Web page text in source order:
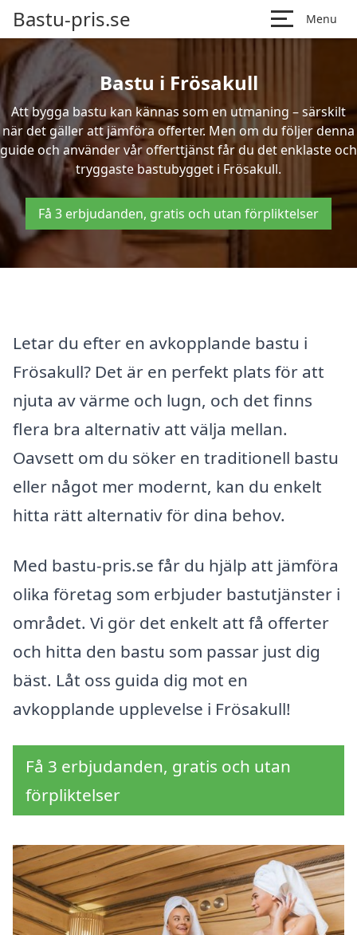
Bastu-pris.se Menu
Bastu i Frösakull
Att bygga bastu kan kännas som en utmaning – särskilt
när det gäller att jämföra offerter. Men om du följer denna
guide och använder vår offerttjänst får du det enklaste och
tryggaste bastubygget i Frösakull.
Få 3 erbjudanden, gratis och utan förpliktelser
Letar du efter en avkopplande bastu i
Frösakull? Det är en perfekt plats för att
njuta av värme och lugn, och det finns
flera bra alternativ att välja mellan.
Oavsett om du söker en traditionell bastu
eller något mer modernt, kan du enkelt
hitta rätt alternativ för dina behov.
Med bastu-pris.se får du hjälp att jämföra
olika företag som erbjuder bastutjänster i
området. Vi gör det enkelt att få offerter
och hitta den bastu som passar just dig
bäst. Låt oss guida dig mot en
avkopplande upplevelse i Frösakull!
Få 3 erbjudanden, gratis och utan
förpliktelser